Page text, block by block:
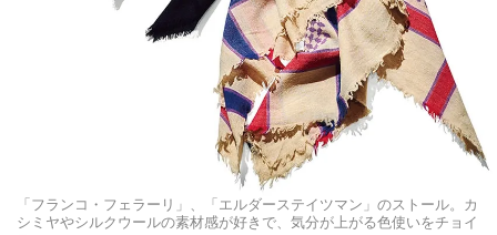
「フランコ・フェラーリ」、「エルダーステイツマン」のストール。カ
シミヤやシルクウールの素材感が好きで、気分が上がる色使いをチョイ